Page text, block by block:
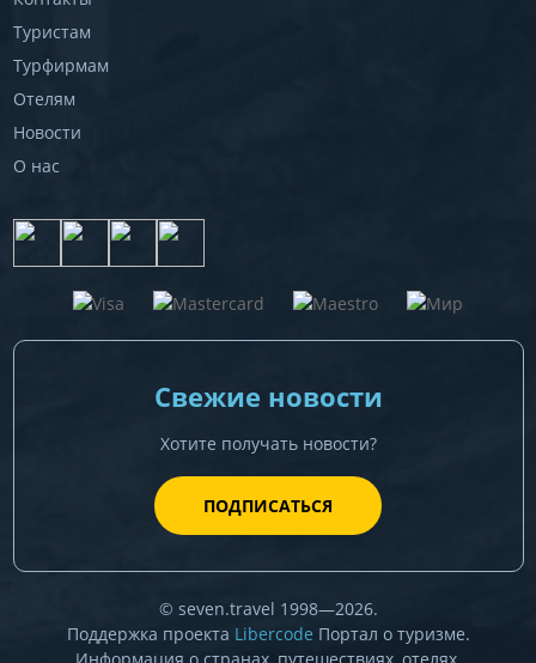
Туристам
Турфирмам
Отелям
Новости
О нас
Свежие новости
Хотите получать новости?
ПОДПИСАТЬСЯ
© seven.travel 1998—2026.
Поддержка проекта Libercode Портал о туризме.